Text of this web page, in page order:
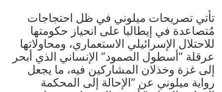
تأتي تصريحات ميلوني في ظل احتجاجات
مُتصاعدة في إيطاليا على انحياز حكومتها
للاحتلال الإسرائيلي الاستعماري، ومحاولاتها
عرقلة “أسطول الصمود” الإنساني الذي أبحر
إلى غزة وخذلان المشاركين فيه، ما يجعل
رواية ميلوني عن “الإحالة إلى المحكمة